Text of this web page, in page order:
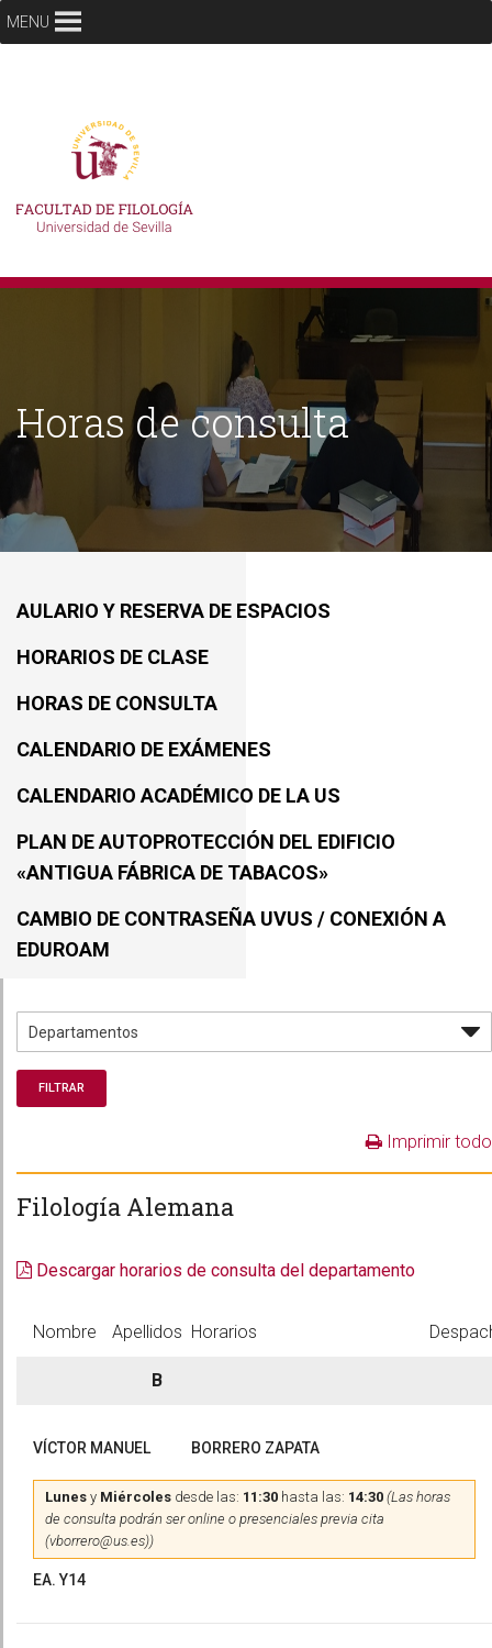
MENU
Horas de consulta
AULARIO Y RESERVA DE ESPACIOS
HORARIOS DE CLASE
HORAS DE CONSULTA
CALENDARIO DE EXÁMENES
CALENDARIO ACADÉMICO DE LA US
PLAN DE AUTOPROTECCIÓN DEL EDIFICIO
«ANTIGUA FÁBRICA DE TABACOS»
CAMBIO DE CONTRASEÑA UVUS / CONEXIÓN A
EDUROAM
Imprimir todo
Filología Alemana
Descargar horarios de consulta del departamento
Nombre Apellidos Horarios
B
VÍCTOR MANUEL BORRERO ZAPATA
Lunes y Miércoles desde las: 11:30 hasta las: 14:30 (Las horas
de consulta podrán ser online o presenciales previa cita
(vborrero@us.es))
EA. Y14